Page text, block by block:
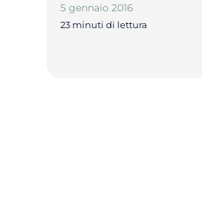
5 gennaio 2016
23 minuti di lettura